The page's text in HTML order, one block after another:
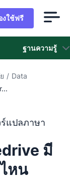
งใช้ฟรี
ฐานความรู้
/ Data
แวร์แปลภาษาแ
แปลภาษา
มี
หน